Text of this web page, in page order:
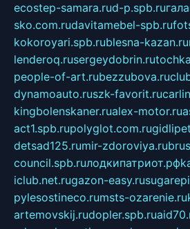
ecostep-samara.rud-p.spb.ru
sko.com.rudavitamebel-spb.ru
kokoroyari.spb.rublesna-kazan.ru
lenderoq.rusergeydobrin.ru
people-of-art.rubezzubova.ru
dynamoauto.ruszk-favorit.ru
kingbolenskaner.rualex-motor.ru
act1.spb.rupolyglot.com.ru
detsad125.rumir-zdoroviya.ru
council.spb.ruлодкипатриот.рф
iclub.net.rugazon-easy.ru
pylesostineco.rumsts-ozarenie.ru
artemovskij.rudopler.spb.ru